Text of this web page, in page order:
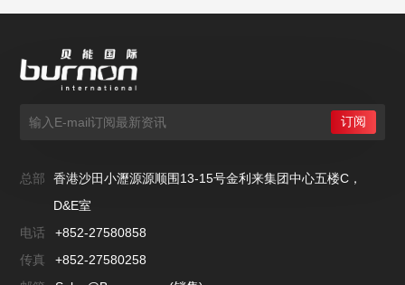
总部
香港沙田小瀝源源顺围13-15号金利来集团中心五楼C，
D&E室
电话
+852-27580858
传真
+852-27580258